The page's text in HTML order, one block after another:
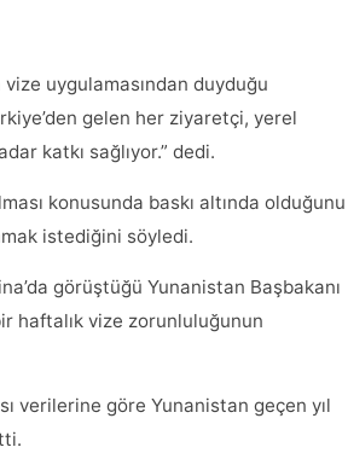
uygulamasından duyduğu
gelen her ziyaretçi, yerel
katkı sağlıyor.” dedi.
konusunda baskı altında olduğunu
istediğini söyledi.
görüştüğü Yunanistan Başbakanı
haftalık vize zorunluluğunun
verilerine göre Yunanistan geçen yıl